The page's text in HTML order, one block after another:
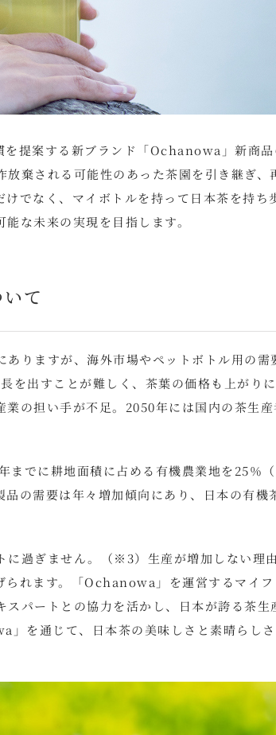
提案する新ブランド「Ochanowa」新商
棄される可能性のあった茶園を引き継ぎ、
でなく、マイボトルを持って日本茶を持ち
な未来の実現を目指します。
て
りますが、海外市場やペットボトル用の需
を出すことが難しく、茶葉の価格も上がり
の担い手が不足。2050年には国内の茶生
までに耕地面積に占める有機農業地を25％
の需要は年々増加傾向にあり、日本の有機
に過ぎません。（※3）生産が増加しない理
れます。「Ochanowa」を運営するマイ
パートとの協力を活かし、日本が誇る茶生
を通じて、日本茶の美味しさと素晴らし